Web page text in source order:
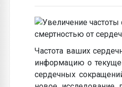
Частота ваших
информацию о
сердечных